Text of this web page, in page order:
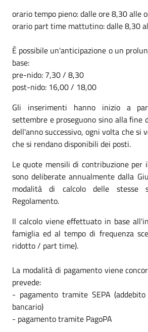
orario tempo pieno: dalle ore 8,30 alle
orario part time mattutino: dalle 8,30
È possibile un'anticipazione o un
base:
pre-nido: 7,30 / 8,30
post-nido: 16,00 / 18,00
Gli inserimenti hanno inizio a
settembre e proseguono sino alla fine
dell'anno successivo, ogni volta che si
che si rendano disponibili dei posti.
Le quote mensili di contribuzione per
sono deliberate annualmente dalla
modalità di calcolo delle stesse
Regolamento.
Il calcolo viene effettuato in base
famiglia ed al tempo di frequenza
ridotto / part time).
La modalità di pagamento viene
prevede:
- pagamento tramite SEPA
bancario)
- pagamento tramite PagoPA